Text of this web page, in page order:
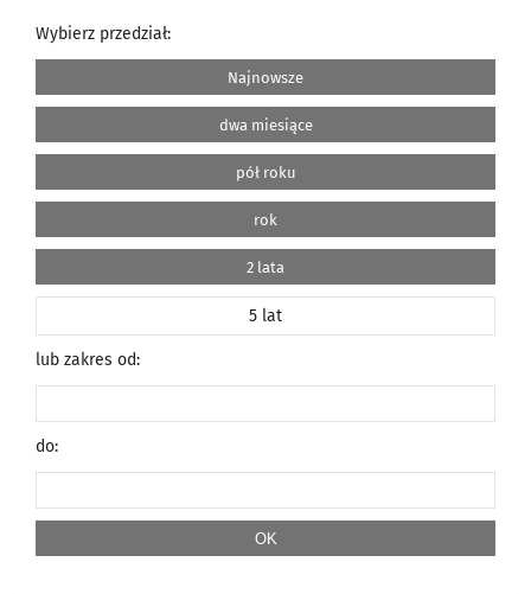
Wybierz przedział:
Najnowsze
dwa miesiące
pół roku
rok
2 lata
5 lat
lub zakres od:
do: